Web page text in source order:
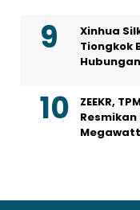
Xinhua
Tiongkok
ZEEKR,